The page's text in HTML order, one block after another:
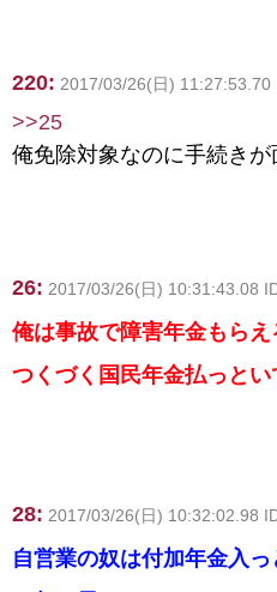
220: 2017/03/26(日) 11:27:53.70
>>25
俺免除対象なのに手続き
26: 2017/03/26(日) 10:31:43.08
俺は事故で障害年金もら
つくづく国民年金払っと
28: 2017/03/26(日) 10:32:02.98
自営業の奴は付加年金入